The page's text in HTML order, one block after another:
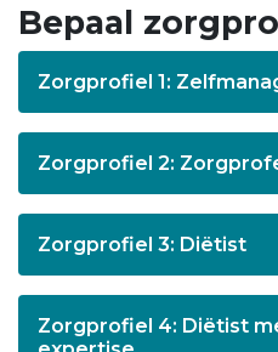
Bepaal
Zorgprofiel 1:
Zorgprofiel 2:
Zorgprofiel 3: Diëtist
Zorgprofiel 4: Diëtist